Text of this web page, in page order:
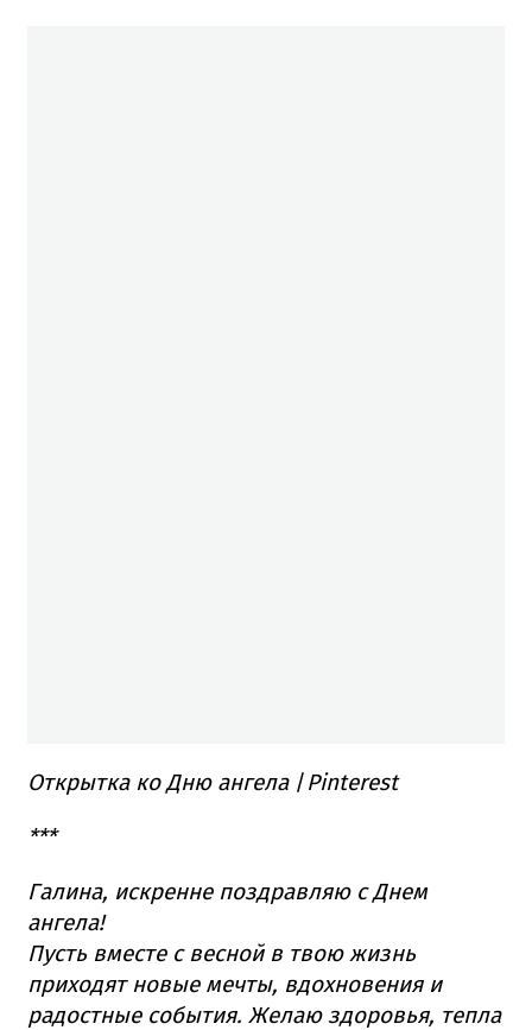
Открытка ко Дню ангела /Pinterest
***
Галина, искренне поздравляю с Днем
ангела!
Пусть вместе с весной в твою жизнь
приходят новые мечты, вдохновения и
радостные события. Желаю здоровья, тепла